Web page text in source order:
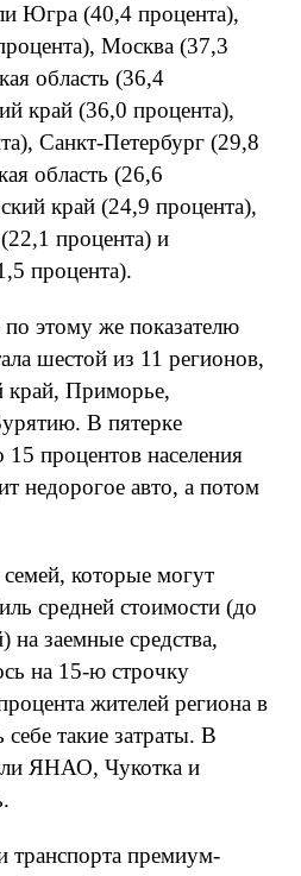
Югра (40,4 процента),
Москва (37,3
область (36,4
край (36,0 процента),
Санкт-Петербург (29,8
область (26,6
край (24,9 процента),
процента) и
процента).
этому же показателю
шестой из 11 регионов,
край, Приморье,
В пятерке
15 процентов населения
недорогое авто, а потом
которые могут
средней стоимости (до
на заемные средства,
на 15-ю строчку
жителей региона в
такие затраты. В
ЯНАО, Чукотка и
транспорта премиум-